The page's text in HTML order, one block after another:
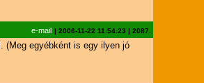
e-mail | 2006-11-22 11:54:23 | 2087.
(Meg egyébként is egy ilyen jó